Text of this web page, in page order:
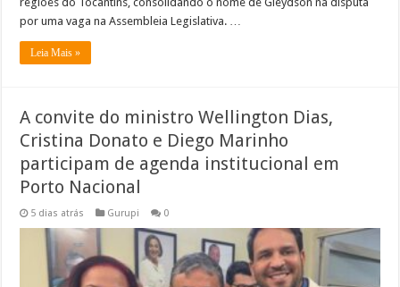
por uma vaga na Assembleia Legislativa. …
Leia Mais »
A convite do ministro Wellington Dias,
Cristina Donato e Diego Marinho
participam de agenda institucional em
Porto Nacional
5 dias atrás Gurupi 0